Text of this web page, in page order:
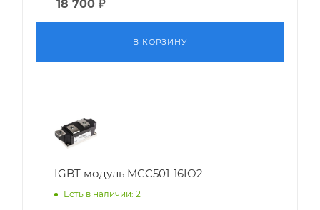
18 700 ₽
В КОРЗИНУ
IGBT модуль MCC501-16IO2
Есть в наличии: 2